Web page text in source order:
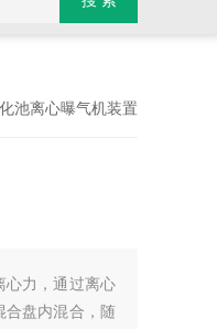
池离心曝气机装置
心力，通过离心
合盘内混合，随